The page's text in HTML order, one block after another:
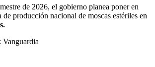
de 2026, el gobierno planea poner en
de producción nacional de moscas estériles en